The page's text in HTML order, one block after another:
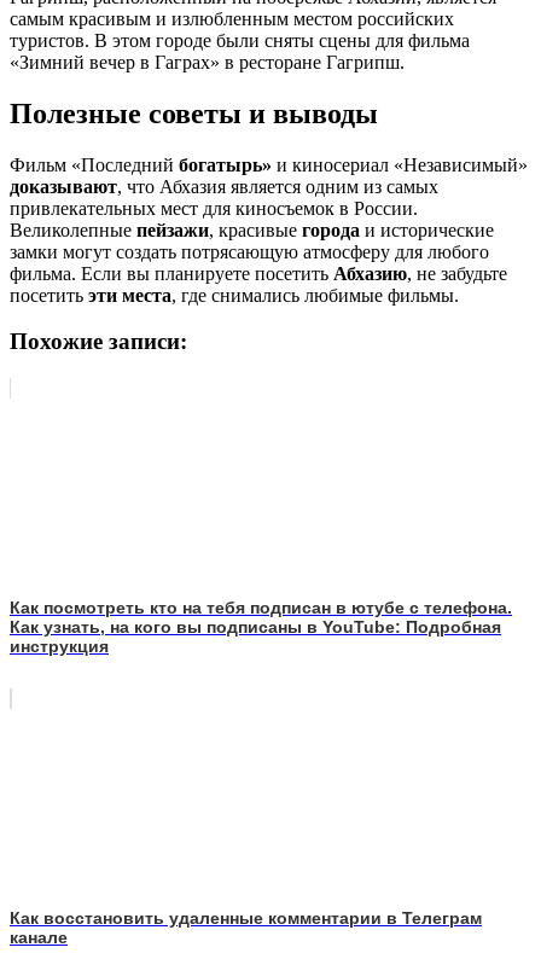
самым красивым и излюбленным местом российских
туристов. В этом городе были сняты сцены для фильма
«Зимний вечер в Гаграх» в ресторане Гагрипш.
Полезные советы и выводы
Фильм «Последний богатырь» и киносериал «Независимый»
доказывают, что Абхазия является одним из самых
привлекательных мест для киносъемок в России.
Великолепные пейзажи, красивые города и исторические
замки могут создать потрясающую атмосферу для любого
фильма. Если вы планируете посетить Абхазию, не забудьте
посетить эти места, где снимались любимые фильмы.
Похожие записи:
Как посмотреть кто на тебя подписан в ютубе с телефона.
Как узнать, на кого вы подписаны в YouTube: Подробная
инструкция
Как восстановить удаленные комментарии в Телеграм
канале